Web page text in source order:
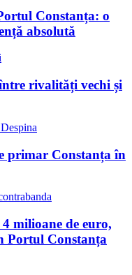
Constanța: o
absolută
rivalități vechi și
primar Constanța în
milioane de euro,
Portul Constanța